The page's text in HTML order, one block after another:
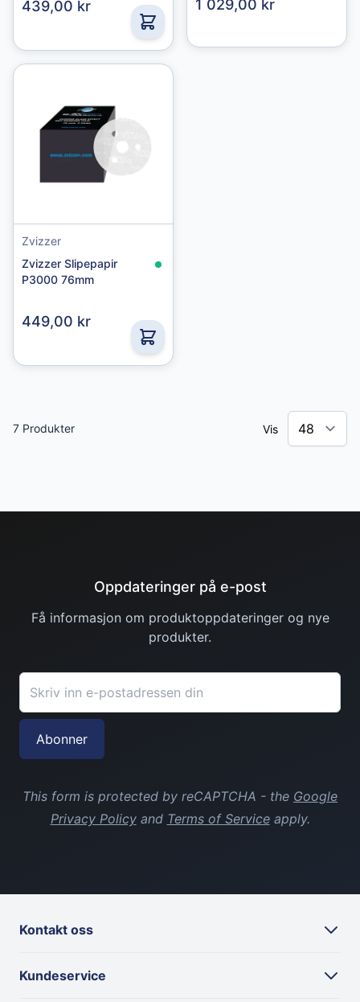
439,00 kr 1 029,00 kr
Zvizzer
Zvizzer Slipepapir
P3000 76mm
449,00 kr
7 Produkter Vis
Oppdateringer på e-post
Få informasjon om produktoppdateringer og nye
produkter.
E-postadresse
Abonner
This form is protected by reCAPTCHA - the Google
Privacy Policyand Terms of Serviceapply.
Kontakt oss
Kundeservice